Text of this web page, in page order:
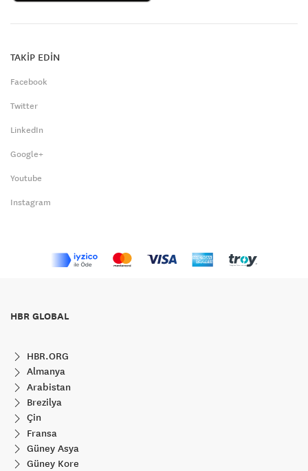
TAKİP EDİN
Facebook
Twitter
LinkedIn
Google+
Youtube
Instagram
HBR GLOBAL
HBR.ORG
Almanya
Arabistan
Brezilya
Çin
Fransa
Güney Asya
Güney Kore